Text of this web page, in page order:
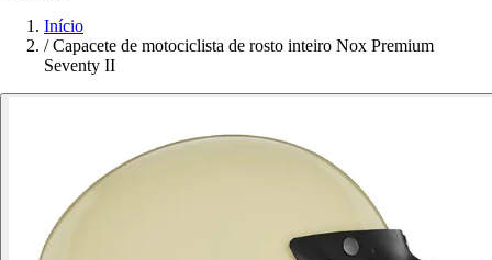
Início
/ Capacete de motociclista de rosto inteiro Nox Premium
Seventy II